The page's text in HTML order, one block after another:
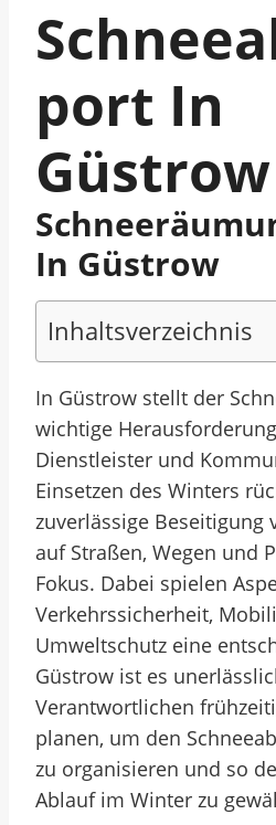
Port In
Güstrow
In Güstrow
Inhaltsverzeichnis
In Güstrow stellt der
wichtige
Dienstleister und
Einsetzen des Winters
zuverlässige Beseitigung
auf Straßen, Wegen und
Fokus. Dabei spielen
Verkehrssicherheit,
Umweltschutz eine
Güstrow ist es
Verantwortlichen
planen, um den
zu organisieren und so
Ablauf im Winter zu